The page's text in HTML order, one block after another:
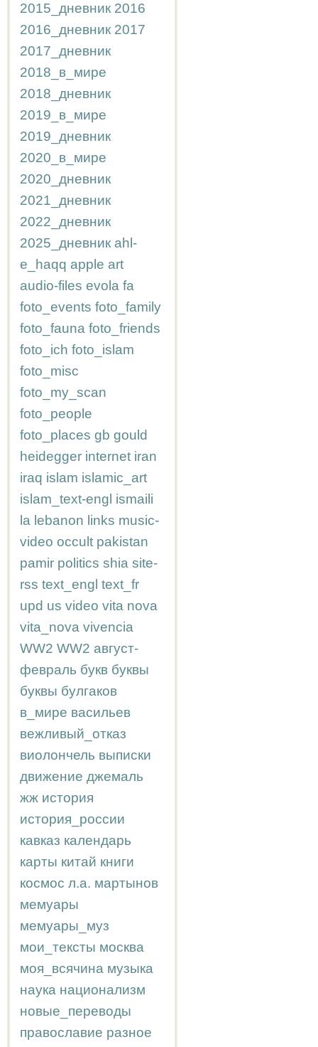
2015_дневник 2016
2016_дневник 2017
2017_дневник
2018_в_мире
2018_дневник
2019_в_мире
2019_дневник
2020_в_мире
2020_дневник
2021_дневник
2022_дневник
2025_дневник ahl-
e_haqq apple art
audio-files evola fa
foto_events foto_family
foto_fauna foto_friends
foto_ich foto_islam
foto_misc
foto_my_scan
foto_people
foto_places gb gould
heidegger internet iran
iraq islam islamic_art
islam_text-engl ismaili
la lebanon links music-
video occult pakistan
pamir politics shia site-
rss text_engl text_fr
upd us video vita nova
vita_nova vivencia
WW2 WW2 август-
февраль букв буквы
буквы булгаков
в_мире васильев
вежливый_отказ
виолончель выписки
движение джемаль
жж история
история_россии
кавказ календарь
карты китай книги
космос л.а. мартынов
мемуары
мемуары_муз
мои_тексты москва
моя_всячина музыка
наука национализм
новые_переводы
православие разное